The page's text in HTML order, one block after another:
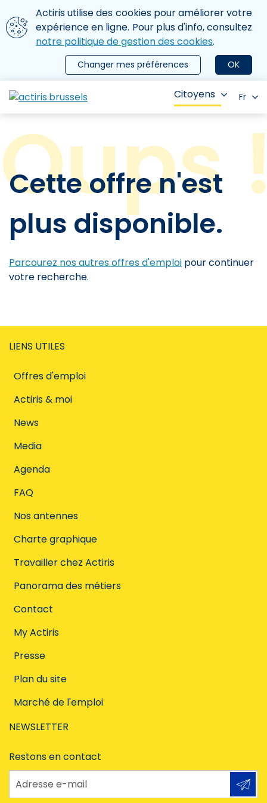
Aller au contenu principal
Nous utilisons des cookies
Actiris utilise des cookies pour améliorer votre
expérience en ligne. Pour plus d'info, consultez
notre politique de gestion des cookies.
OK
Changer mes préférences
le menu
Citoyens Fr
Cette offre n'est
plus disponible.
Parcourez nos autres offres d'emploi pour continuer
votre recherche.
LIENS UTILES
Offres d'emploi
Actiris & moi
News
Media
Agenda
FAQ
Nos antennes
Charte graphique
Travailler chez Actiris
Panorama des métiers
Contact
My Actiris
Presse
Plan du site
Marché de l'emploi
NEWSLETTER
Restons en contact
Adresse e-mail